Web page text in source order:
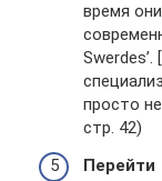
время
просто
стр. 42)
Перейти